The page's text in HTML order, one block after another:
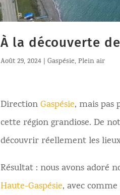
À la découverte
Août 29, 2024 Gaspésie,Plein air
DirectionGaspésie, mais pas
cette région grandiose. De
découvrir réellement les
Résultat : nous avons adoré
Haute-Gaspésie, avec